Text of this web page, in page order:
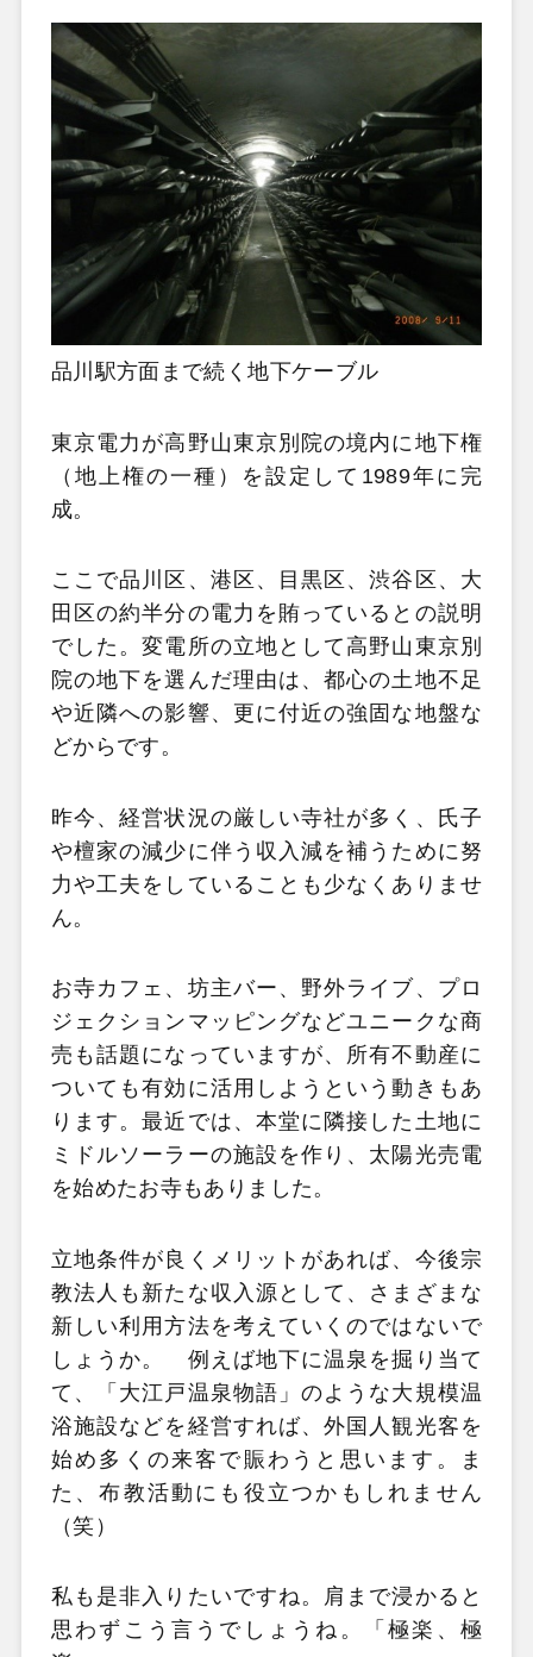
品川駅方面まで続く地下ケーブル
東京電力が高野山東京別院の境内に地下権
（地上権の一種）を設定して1989年に完
成。
ここで品川区、港区、目黒区、渋谷区、大
田区の約半分の電力を賄っているとの説明
でした。変電所の立地として高野山東京別
院の地下を選んだ理由は、都心の土地不足
や近隣への影響、更に付近の強固な地盤な
どからです。
昨今、経営状況の厳しい寺社が多く、氏子
や檀家の減少に伴う収入減を補うために努
力や工夫をしていることも少なくありませ
ん。
お寺カフェ、坊主バー、野外ライブ、プロ
ジェクションマッピングなどユニークな商
売も話題になっていますが、所有不動産に
ついても有効に活用しようという動きもあ
ります。最近では、本堂に隣接した土地に
ミドルソーラーの施設を作り、太陽光売電
を始めたお寺もありました。
立地条件が良くメリットがあれば、今後宗
教法人も新たな収入源として、さまざまな
新しい利用方法を考えていくのではないで
しょうか。 例えば地下に温泉を掘り当て
て、「大江戸温泉物語」のような大規模温
浴施設などを経営すれば、外国人観光客を
始め多くの来客で賑わうと思います。ま
た、布教活動にも役立つかもしれません
（笑）
私も是非入りたいですね。肩まで浸かると
思わずこう言うでしょうね。「極楽、極